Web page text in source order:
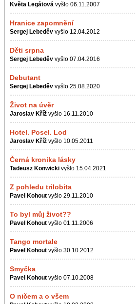
Květa Legátová vyšlo 06.11.2007
Hranice zapomnění
Sergej Lebeděv vyšlo 12.04.2012
Děti srpna
Sergej Lebeděv vyšlo 07.04.2016
Debutant
Sergej Lebeděv vyšlo 25.08.2020
Život na úvěr
Jaroslav Kříž vyšlo 16.11.2010
Hotel. Posel. Loď
Jaroslav Kříž vyšlo 10.05.2011
Černá kronika lásky
Tadeusz Konwicki vyšlo 15.04.2021
Z pohledu trilobita
Pavel Kohout vyšlo 29.11.2010
To byl můj život??
Pavel Kohout vyšlo 01.11.2006
Tango mortale
Pavel Kohout vyšlo 30.10.2012
Smyčka
Pavel Kohout vyšlo 07.10.2008
O ničem a o všem